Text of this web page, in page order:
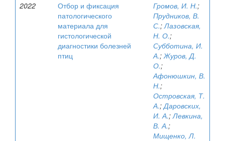
2022
Отбор и фиксация
патологического
материала для
гистологической
диагностики болезней
птиц
Громов, И. Н.;
Прудников, В.
С.;Лазовская,
Н. О.;
Субботина, И.
А.;Журов, Д.
О.;
Афонюшкин, В.
Н.;
Островская, Т.
А.;Даровских,
И. А.;Левкина,
В. А.;
Мищенко, Л.